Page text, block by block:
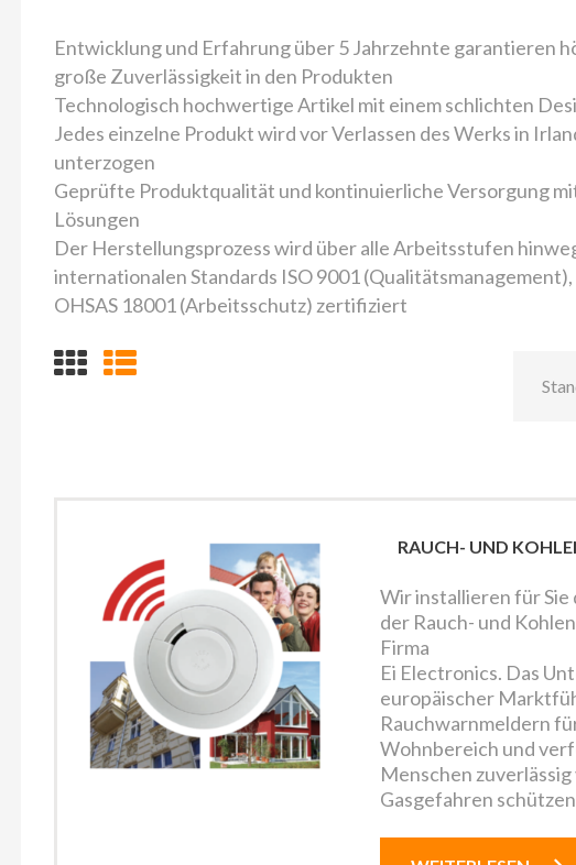
Entwicklung und Erfahrung über 5 Jahrzehnte garantieren
große Zuverlässigkeit in den Produkten
Technologisch hochwertige Artikel mit einem schlichten
Jedes einzelne Produkt wird vor Verlassen des Werks in
unterzogen
Geprüfte Produktqualität und kontinuierliche Versorgung
Lösungen
Der Herstellungsprozess wird über alle Arbeitsstufen
internationalen Standards ISO 9001
OHSAS 18001 (Arbeitsschutz) zertifiziert
RAUCH- UND
Wir installieren für Sie
der Rauch- und
Firma
Ei Electronics. Das
europäischer
Rauchwarnmeldern
Wohnbereich und
Menschen
Gasgefahren